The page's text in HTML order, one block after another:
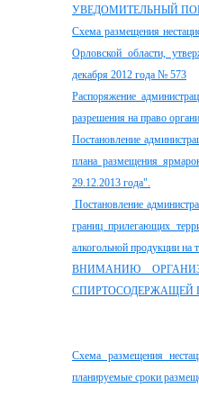
УВЕДОМИТЕЛЬНЫЙ
Схема размещения
Орловской области,
декабря 2012 года № 573
Распоряжение
разрешения на право
Постановление
плана размещения
29.12.2013 года".
Постановление
границ прилегающих
алкогольной продукции на
ВНИМАНИЮ
СПИРТОСОДЕРЖАЩЕЙ
Схема размещения
планируемые сроки